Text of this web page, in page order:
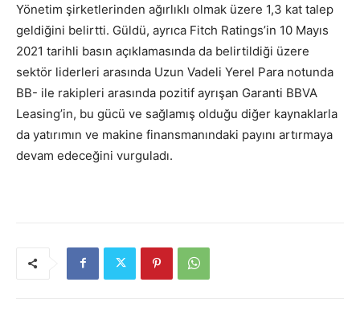
Yönetim şirketlerinden ağırlıklı olmak üzere 1,3 kat talep
geldiğini belirtti. Güldü, ayrıca Fitch Ratings’in 10 Mayıs
2021 tarihli basın açıklamasında da belirtildiği üzere
sektör liderleri arasında Uzun Vadeli Yerel Para notunda
BB- ile rakipleri arasında pozitif ayrışan Garanti BBVA
Leasing’in, bu gücü ve sağlamış olduğu diğer kaynaklarla
da yatırımın ve makine finansmanındaki payını artırmaya
devam edeceğini vurguladı.